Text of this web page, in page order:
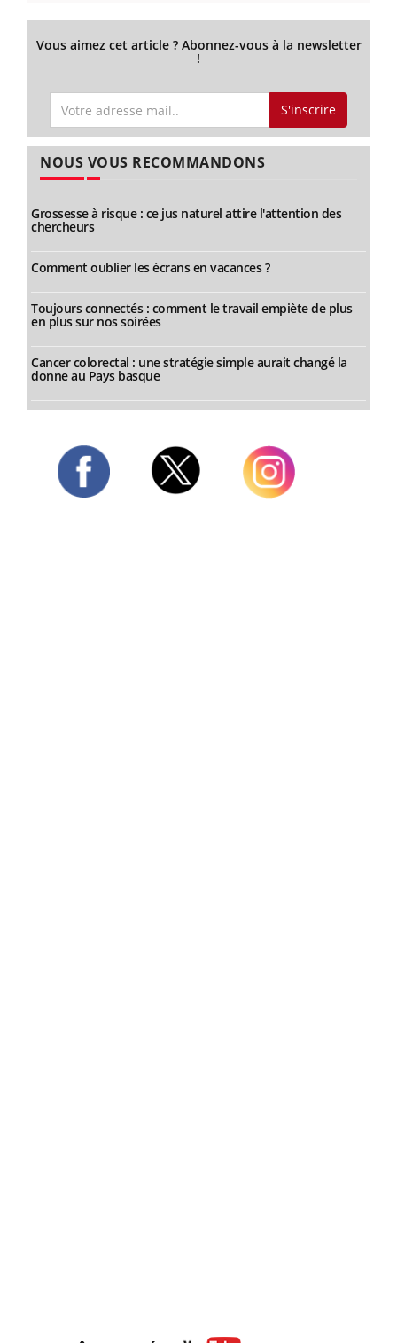
Vous aimez cet article ? Abonnez-vous à la newsletter
!
S'inscrire
NOUS VOUS RECOMMANDONS
Grossesse à risque : ce jus naturel attire l'attention des
chercheurs
Comment oublier les écrans en vacances ?
Toujours connectés : comment le travail empiète de plus
en plus sur nos soirées
Cancer colorectal : une stratégie simple aurait changé la
donne au Pays basque